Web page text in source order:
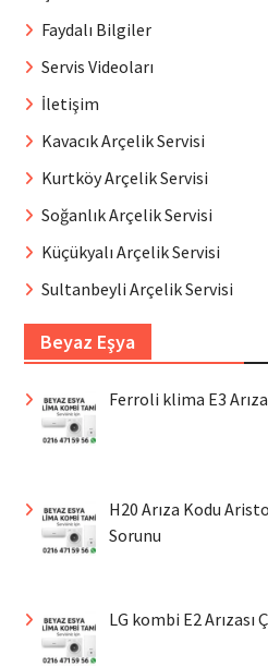
Faydalı Bilgiler
Servis Videoları
İletişim
Kavacık Arçelik Servisi
Kurtköy Arçelik Servisi
Soğanlık Arçelik Servisi
Küçükyalı Arçelik Servisi
Sultanbeyli Arçelik Servisi
Beyaz Eşya
Ferroli klima E3
H20 Arıza Kodu
Sorunu
LG kombi E2 Arızası